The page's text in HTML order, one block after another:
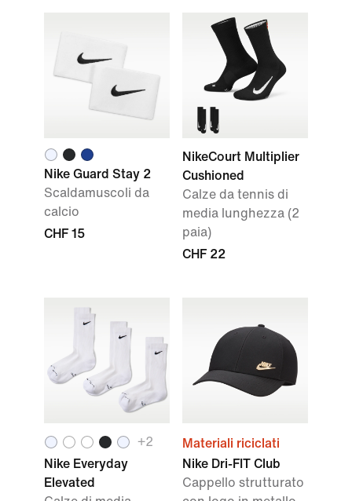
Nike Guard Stay 2
Scaldamuscoli da
calcio
CHF 15
NikeCourt Multiplier
Cushioned
Calze da tennis di
media lunghezza (2
paia)
CHF 22
+2
Nike Everyday
Elevated
Materiali riciclati
Nike Dri-FIT Club
Cappello strutturato